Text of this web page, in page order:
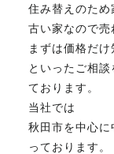
住み替えのため
古い家なので売
まずは価格だ
といったご相
ております。
当社では
秋田市を中心
っております。